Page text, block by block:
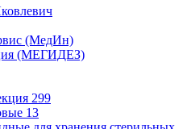
(МедИн)
(МЕГИДЕЗ)
299
13